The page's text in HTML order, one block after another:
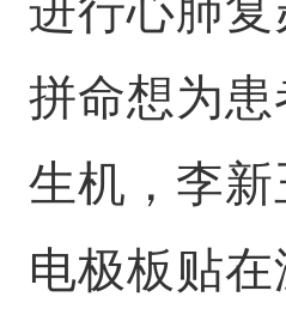
进行心肺
拼命想为
生机，李
电极板贴在